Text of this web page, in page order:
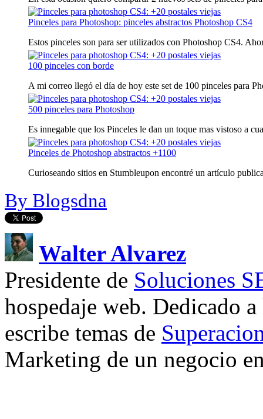
Pinceles para Photoshop: pinceles abstractos Photoshop CS4
Estos pinceles son para ser utilizados con Photoshop CS4.
100 pinceles con borde
A mi correo llegó el día de hoy este set de 100 pinceles para
500 pinceles para Photoshop
Es innegable que los Pinceles le dan un toque mas vistoso a
Pinceles de Photoshop abstractos +1100
Curioseando sitios en Stumbleupon encontré un artículo
By Blogsdna
Walter Alvarez
Presidente de Soluciones
hospedaje web. Dedicado
escribe temas de
Marketing de un negocio